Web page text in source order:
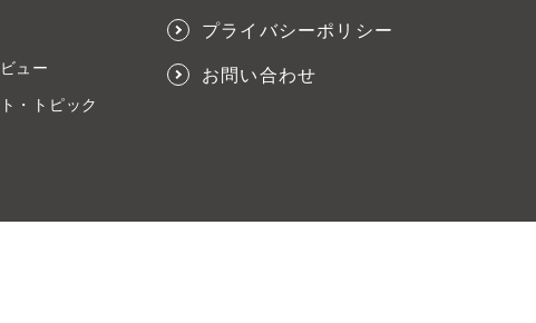
ュー
・トピック
プライバシーポリシー
お問い合わせ